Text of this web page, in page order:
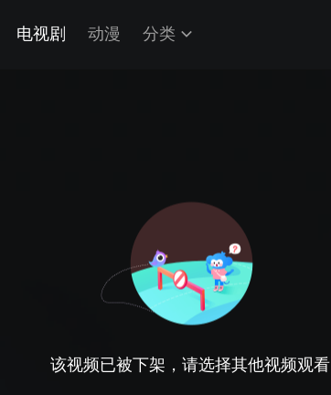
电视剧 动漫 分类
该视频已被下架，请选择其他视频观看